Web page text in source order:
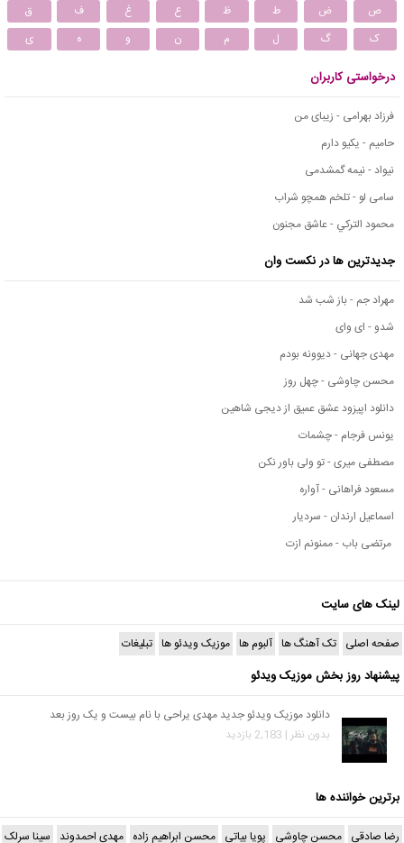
ص
ض ط ظ ع غ ف
ق
ک
گ ل م ن و ه ی
درخواستی کاربران
فرزاد بهرامی - زیبای من
حامیم - یکیو دارم
نیواد - نیمه گمشدمی
سامی لو - تلخم همچو شراب
محمود التركي - عاشق مجنون
جدیدترین ها در نکست وان
مهراد جم - باز شب شد
شدو - ای وای
مهدی جهانی - دیوونه بودم
محسن چاوشی - چهل روز
دانلود اپیزود عشق عمیق از دیجی شاهین
یونس فرجام - چشمات
مصطفی میری - تو ولی باور نکن
مسعود فراهانی - آواره
اسماعیل ارندان - سردیار
مرتضی باب - ممنونم ازت
لینک های سایت
صفحه اصلی تک آهنگ ها آلبوم ها موزیک ویدئو ها تبلیغات
پیشنهاد روز بخش موزیک ویدئو
دانلود موزیک ویدئو جدید مهدی یراحی با نام بیست و یک روز بعد
بدون نظر | 2,183 بازدید
برترین خواننده ها
رضا صادقی محسن چاوشی پویا بیاتی محسن ابراهیم زاده مهدی احمدوند سینا سرلک